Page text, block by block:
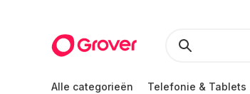
Alle categorieën Telefonie & Tablets